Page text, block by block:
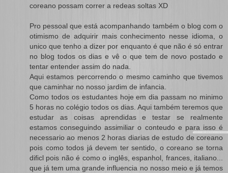
coreano possam correr a redeas soltas XD
Pro pessoal que está acompanhando também o blog com o
otimismo de adquirir mais conhecimento nesse idioma, o
unico que tenho a dizer por enquanto é que não é só entrar
no blog todos os dias e vê o que tem de novo postado e
tentar entender assim do nada.
Aqui estamos percorrendo o mesmo caminho que tivemos
que caminhar no nosso jardim de infancia.
Como todos os estudantes hoje em dia passam no minimo
5 horas no colégio todos os dias. Aqui também teremos que
estudar as coisas aprendidas e testar se realmente
estamos conseguindo assimiliar o conteudo e para isso é
necessario ao menos 2 horas diarias de estudo de coreano
pois como todos já devem ter sentido, o coreano se torna
dificl pois não é como o inglês, espanhol, frances, italiano...
que já tem uma grande influencia no nosso meio e já temos